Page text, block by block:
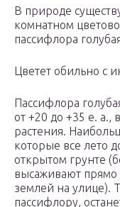
В природе
комнатном
пассифлора
Цветет обильно с
Пассифлора
от +20 до +35 е. а.,
растения.
которые все лето
открытом грунте
высаживают
землей на улице).
пассифлору,